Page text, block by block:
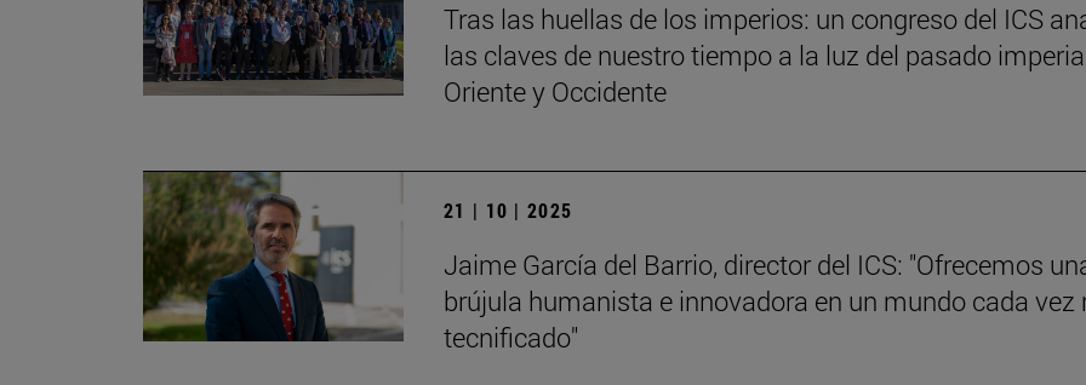
Tras las huellas de los imperios: un congreso del ICS
las claves de nuestro tiempo a la luz del pasado
Oriente y Occidente
21 | 10 | 2025
Jaime García del Barrio, director del ICS: "Ofrecemos
brújula humanista e innovadora en un mundo cada vez
tecnificado"